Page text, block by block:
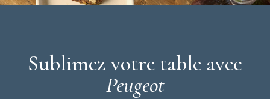
Sublimez votre table avec
Peugeot